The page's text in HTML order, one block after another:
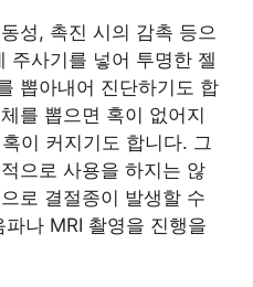
성, 촉진 시의 감촉 등으
주사기를 넣어 투명한 젤
뽑아내어 진단하기도 합
를 뽑으면 혹이 없어지
이 커지기도 합니다. 그
으로 사용을 하지는 않
로 결절종이 발생할 수
나 MRI 촬영을 진행을